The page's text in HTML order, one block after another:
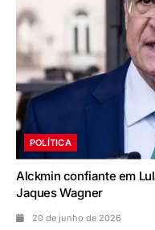
POLÍTICA
Alckmin confiante em
Jaques Wagner
20 de junho de 2026